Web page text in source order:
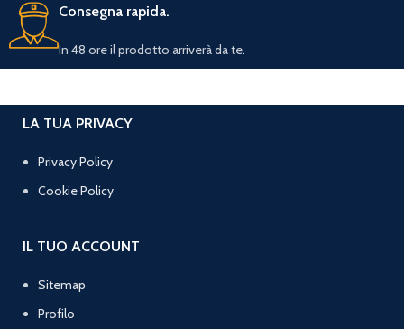
Consegna rapida.
In 48 ore il prodotto arriverà da te.
LA TUA PRIVACY
Privacy Policy
Cookie Policy
IL TUO ACCOUNT
Sitemap
Profilo